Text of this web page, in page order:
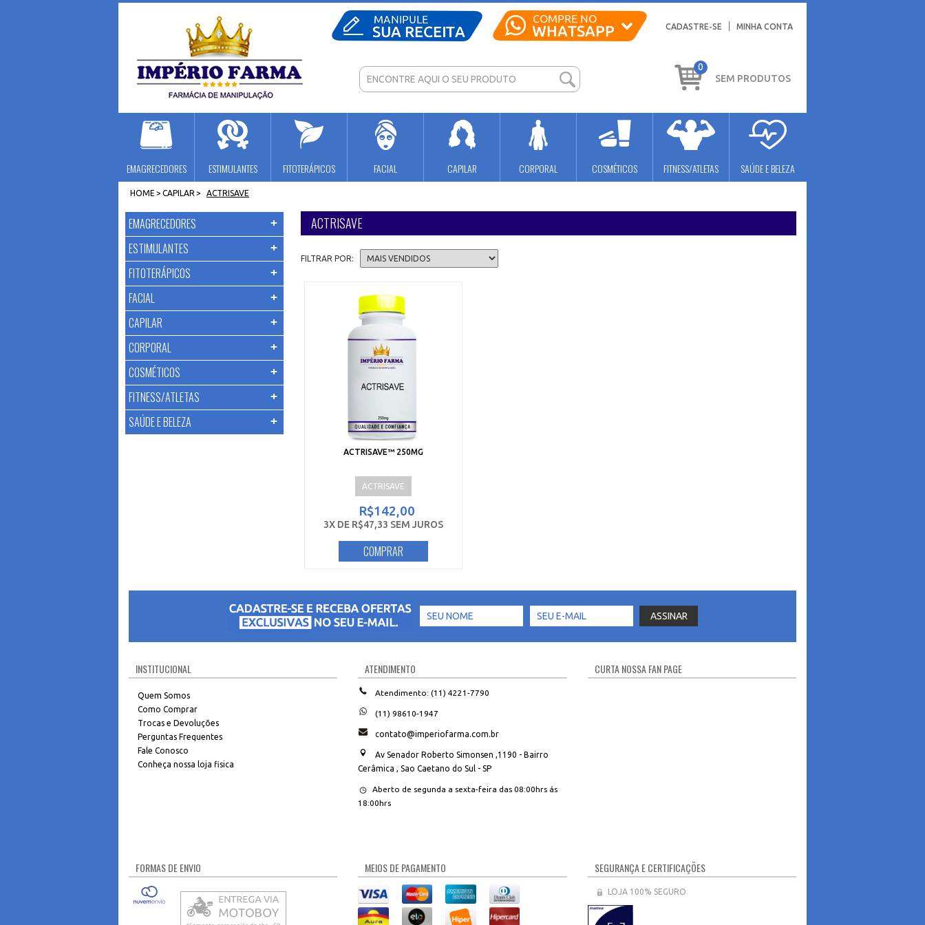
CADASTRE-SE MINHA CONTA
0
SEM PRODUTOS
EMAGRECEDORES ESTIMULANTES FITOTERÁPICOS FACIAL CAPILAR CORPORAL COSMÉTICOS FITNESS/ATLETAS SAÚDE E BELEZA
HOME > CAPILAR > ACTRISAVE
EMAGRECEDORES
ESTIMULANTES
FITOTERÁPICOS
FACIAL
CAPILAR
CORPORAL
COSMÉTICOS
FITNESS/ATLETAS
SAÚDE E BELEZA
ACTRISAVE
FILTRAR POR:
ACTRISAVE™ 250MG
ACTRISAVE
R$142,00
3X DE R$47,33 SEM JUROS
COMPRAR
INSTITUCIONAL
Quem Somos
Como Comprar
Trocas e Devoluções
Perguntas Frequentes
Fale Conosco
Conheça nossa loja fisica
ATENDIMENTO
Atendimento: (11) 4221-7790
(11) 98610-1947
contato@imperiofarma.com.br
Av Senador Roberto Simonsen ,1190 - Bairro
Cerâmica , Sao Caetano do Sul - SP
Aberto de segunda a sexta-feira das 08:00hrs ás
18:00hrs
CURTA NOSSA FAN PAGE
FORMAS DE ENVIO MEIOS DE PAGAMENTO SEGURANÇA E CERTIFICAÇÕES
LOJA 100% SEGURO